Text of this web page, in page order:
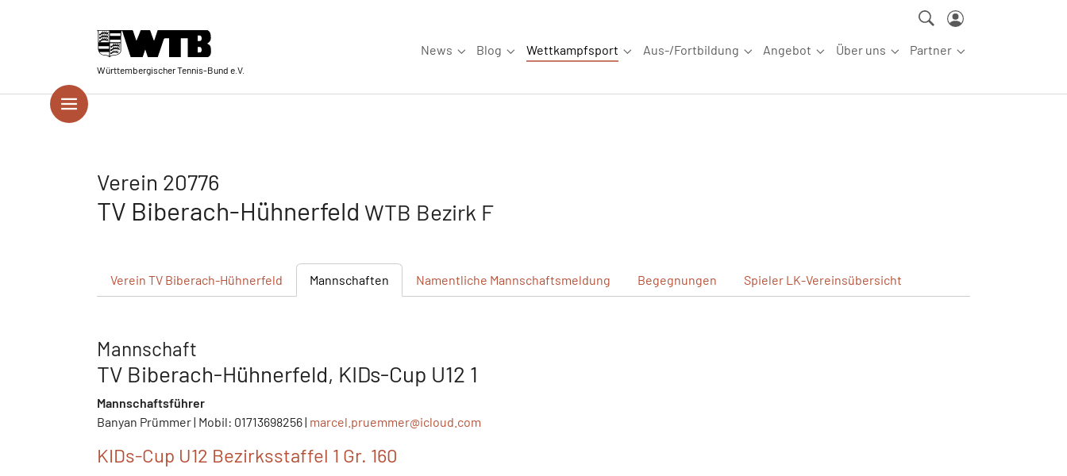
Württembergischer Tennis-Bund e.V.
News
Submenu for "News"
Blog
Submenu for "Blog"
Wettkampfsport
Submenu for "Wettkampfsport"
Aus-/Fortbildung
Submenu for "Aus-/Fortbildung"
Angebot
Submenu for "Angebot"
Über uns
Submenu for "Über uns"
Partner
Submenu for
Verein 20776
TV Biberach-Hühnerfeld WTB Bezirk F
Verein TV Biberach-Hühnerfeld Mannschaften Namentliche Mannschaftsmeldung Begegnungen Spieler LK-Vereinsübersicht
Mannschaft
TV Biberach-Hühnerfeld, KIDs-Cup U12 1
Mannschaftsführer
Banyan Prümmer | Mobil: 01713698256 | marcel.pruemmer@icloud.com
KIDs-Cup U12 Bezirksstaffel 1 Gr. 160